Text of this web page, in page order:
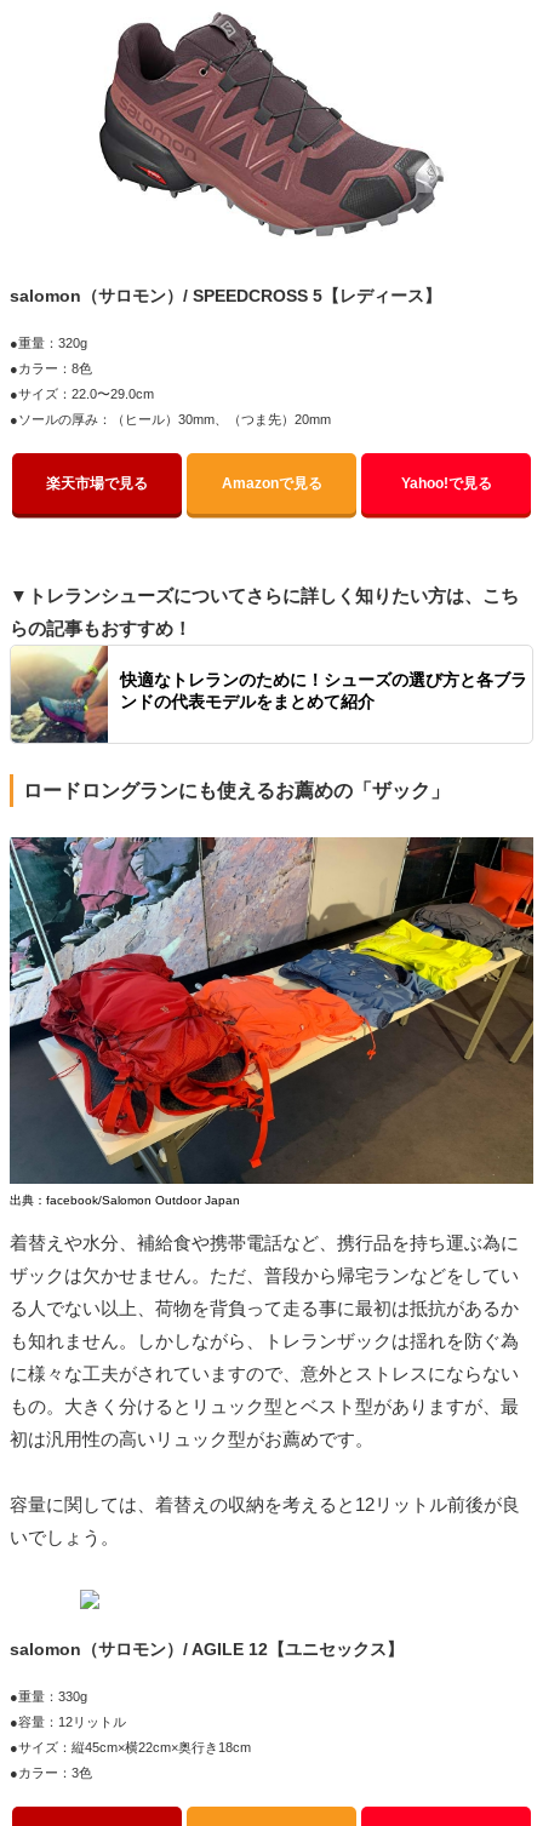
salomon（サロモン）/ SPEEDCROSS 5【レディース】
●重量：320g
●カラー：8色
●サイズ：22.0〜29.0cm
●ソールの厚み：（ヒール）30mm、（つま先）20mm
楽天市場で見る Amazonで見る Yahoo!で見る
▼トレランシューズについてさらに詳しく知りたい方は、こち
らの記事もおすすめ！
快適なトレランのために！シューズの選び方と各ブラ
ンドの代表モデルをまとめて紹介
ロードロングランにも使えるお薦めの「ザック」
出典：facebook/Salomon Outdoor Japan
着替えや水分、補給食や携帯電話など、携行品を持ち運ぶ為に
ザックは欠かせません。ただ、普段から帰宅ランなどをしてい
る人でない以上、荷物を背負って走る事に最初は抵抗があるか
も知れません。しかしながら、トレランザックは揺れを防ぐ為
に様々な工夫がされていますので、意外とストレスにならない
もの。大きく分けるとリュック型とベスト型がありますが、最
初は汎用性の高いリュック型がお薦めです。
容量に関しては、着替えの収納を考えると12リットル前後が良
いでしょう。
salomon（サロモン）/ AGILE 12【ユニセックス】
●重量：330g
●容量：12リットル
●サイズ：縦45cm×横22cm×奥行き18cm
●カラー：3色